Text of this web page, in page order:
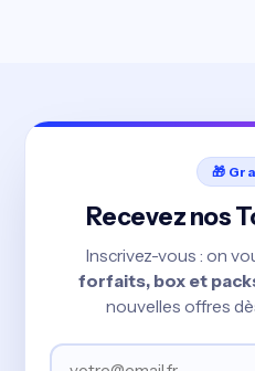
🎁
Recevez nos
Inscrivez-vous : on
forfaits, box et
nouvelles offres